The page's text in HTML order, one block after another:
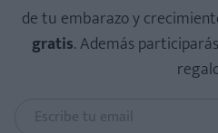
de tu embarazo y
gratis. Además